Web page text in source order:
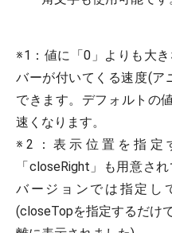
※1：値に「0」よりも大
バーが付いてくる速度(ア
できます。デフォルトの
速くなります。
※2：表示位置を指定
「closeRight」も用意さ
バージョンでは指定し
(closeTopを指定するだけ